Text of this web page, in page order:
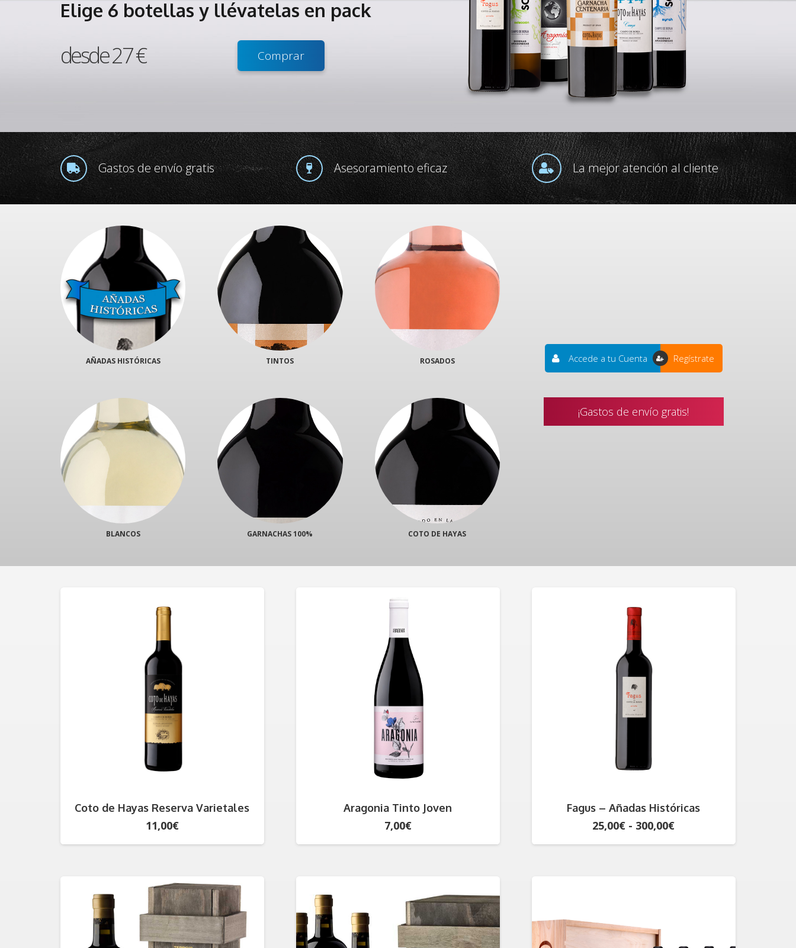
Elige 6 botellas y llévatelas en pack
desde 27 € Comprar
Gastos de envío gratis Asesoramiento eficaz La mejor atención al cliente
AÑADAS HISTÓRICAS TINTOS ROSADOS
BLANCOS GARNACHAS 100% COTO DE HAYAS
Accede a tu Cuenta Regístrate
¡Gastos de envío gratis!
Coto de Hayas Reserva Varietales
11,00€
Aragonia Tinto Joven
7,00€
Fagus – Añadas Históricas
25,00€ - 300,00€Rango
de